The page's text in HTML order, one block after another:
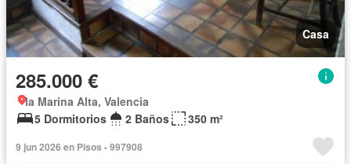
Casa
285.000 €
la Marina Alta, Valencia
5 Dormitorios
2 Baños 350 m²
9 jun 2026 en Pisos - 997908